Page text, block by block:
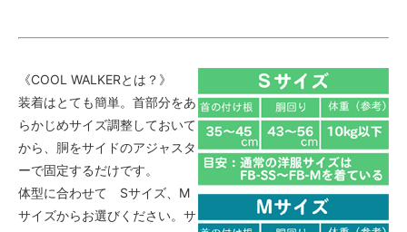
《COOL WALKERとは？》
装着はとても簡単。首部分をあ
らかじめサイズ調整しておいて
から、胴をサイドのアジャスタ
ーで固定するだけです。
体型に合わせて Sサイズ、M
サイズからお選びください。サ